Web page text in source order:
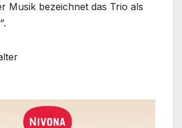
Musik bezeichnet das Trio als